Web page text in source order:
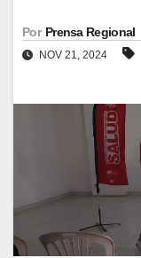
Por Prensa Regional
NOV 21, 2024